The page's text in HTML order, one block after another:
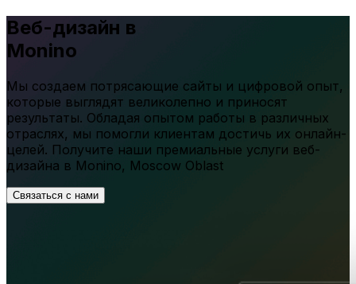
Веб-дизайн в
Monino
Мы создаем потрясающие сайты и цифровой опыт,
которые выглядят великолепно и приносят
результаты. Обладая опытом работы в различных
отраслях, мы помогли клиентам достичь их онлайн-
целей. Получите наши премиальные услуги веб-
дизайна в Monino, Moscow Oblast
Связаться с нами